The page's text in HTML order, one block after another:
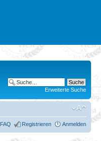
Erweiterte Suche
FAQ Registrieren Anmelden